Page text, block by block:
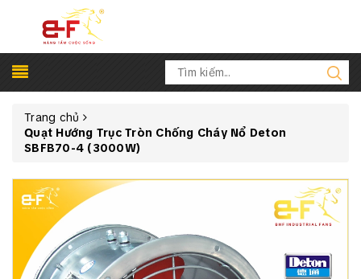
Trang chủ
Quạt Hướng Trục Tròn Chống Cháy Nổ Deton
SBFB70-4 (3000W)